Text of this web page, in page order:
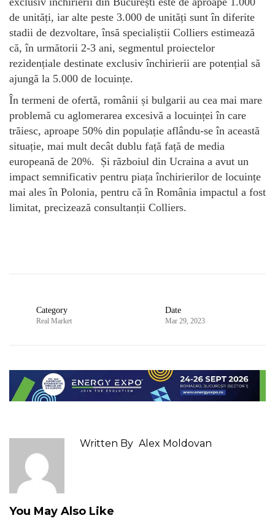
de unități, iar alte peste 3.000 de unități sunt în diferite
stadii de dezvoltare, însă specialiștii Colliers estimează
că, în următorii 2-3 ani, segmentul proiectelor
rezidențiale destinate exclusiv închirierii are potențial să
ajungă la 5.000 de locuințe.
În termeni de ofertă, românii și bulgarii au cea mai mare
problemă cu aglomerarea excesivă a locuinței în care
trăiesc, aproape 50% din populație aflându-se în această
situație, mai mult decât dublu față față de media
europeană de 20%. Și războiul din Ucraina a avut un
impact semnificativ pentru piața închirierilor de locuințe
mai ales în Polonia, pentru că în România impactul a fost
limitat, precizează consultanții Colliers.
Category
Real Market
Date
Mar 29, 2023
Written By Alex Moldovan
You May Also Like